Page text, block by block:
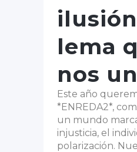
lema
nos
Este año
*ENREDA2*,
un mundo
injusticia, el
polarización.